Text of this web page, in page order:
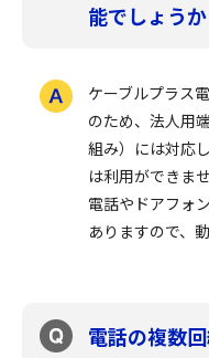
能でしょうか
ケーブルプラス
のため、法人用
組み）には対応
は利用ができま
電話やドアフォ
ありますので、
電話の複数